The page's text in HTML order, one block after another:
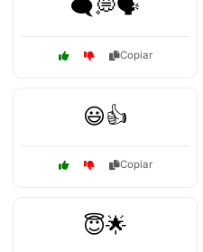
🗨️💭🗣️
Copiar
😃👍
Copiar
😇🌟